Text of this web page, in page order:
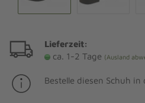
Lieferzeit:
ca. 1-2 Tage (Ausland
Bestelle diesen Schuh in